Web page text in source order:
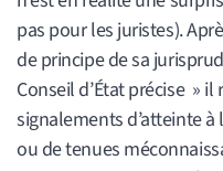
pas pour les juristes).
de principe de sa
Conseil d’État précise »
signalements d’atteinte
ou de tenues